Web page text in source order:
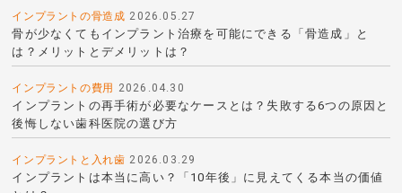
インプラントの骨造成 2026.05.27
骨が少なくてもインプラント治療を可能にできる「骨造成」と
は？メリットとデメリットは？
インプラントの費用 2026.04.30
インプラントの再手術が必要なケースとは？失敗する6つの原因と
後悔しない歯科医院の選び方
インプラントと入れ歯 2026.03.29
インプラントは本当に高い？「10年後」に見えてくる本当の価値